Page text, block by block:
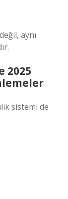
aynı
2025
sistemi de